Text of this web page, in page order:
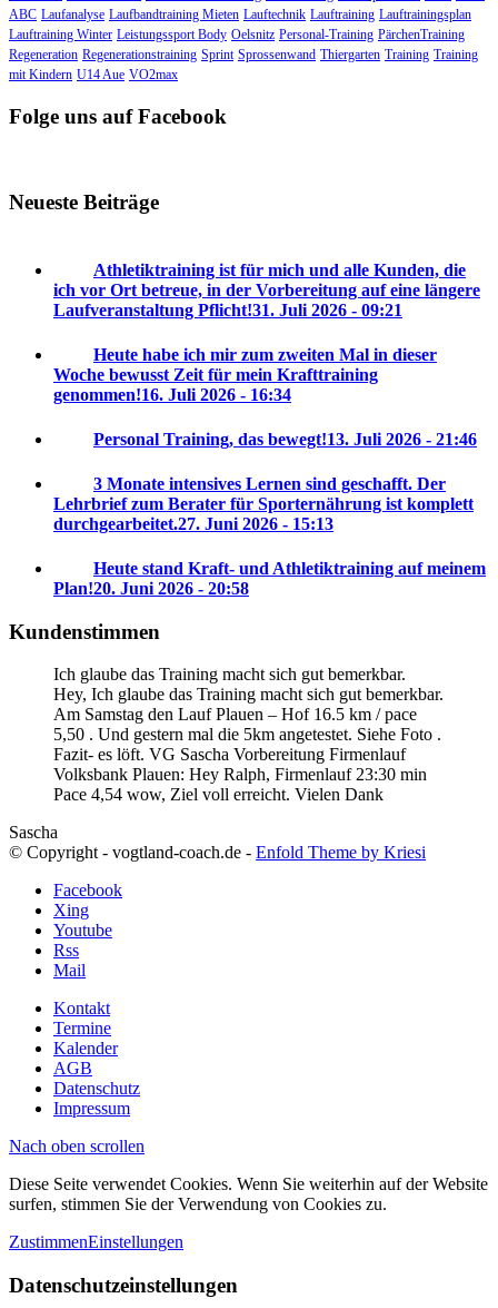
ABC Laufanalyse Laufbandtraining Mieten Lauftechnik Lauftraining Lauftrainingsplan
Lauftraining Winter Leistungssport Body Oelsnitz Personal-Training PärchenTraining
Regeneration Regenerationstraining Sprint Sprossenwand Thiergarten Training Training
mit Kindern U14 Aue VO2max
Folge uns auf Facebook
Neueste Beiträge
Athletiktraining ist für mich und alle Kunden, die
ich vor Ort betreue, in der Vorbereitung auf eine längere
Laufveranstaltung Pflicht!31. Juli 2026 - 09:21
Heute habe ich mir zum zweiten Mal in dieser
Woche bewusst Zeit für mein Krafttraining
genommen!16. Juli 2026 - 16:34
Personal Training, das bewegt!13. Juli 2026 - 21:46
3 Monate intensives Lernen sind geschafft. Der
Lehrbrief zum Berater für Sporternährung ist komplett
durchgearbeitet.27. Juni 2026 - 15:13
Heute stand Kraft- und Athletiktraining auf meinem
Plan!20. Juni 2026 - 20:58
Kundenstimmen
Ich glaube das Training macht sich gut bemerkbar.
Hey, Ich glaube das Training macht sich gut bemerkbar.
Am Samstag den Lauf Plauen – Hof 16.5 km / pace
5,50 . Und gestern mal die 5km angetestet. Siehe Foto .
Fazit- es löft. VG Sascha Vorbereitung Firmenlauf
Volksbank Plauen: Hey Ralph, Firmenlauf 23:30 min
Pace 4,54 wow, Ziel voll erreicht. Vielen Dank
Sascha
© Copyright - vogtland-coach.de - Enfold Theme by Kriesi
Facebook
Xing
Youtube
Rss
Mail
Kontakt
Termine
Kalender
AGB
Datenschutz
Impressum
Nach oben scrollen
Diese Seite verwendet Cookies. Wenn Sie weiterhin auf der Website
surfen, stimmen Sie der Verwendung von Cookies zu.
ZustimmenEinstellungen
Datenschutzeinstellungen